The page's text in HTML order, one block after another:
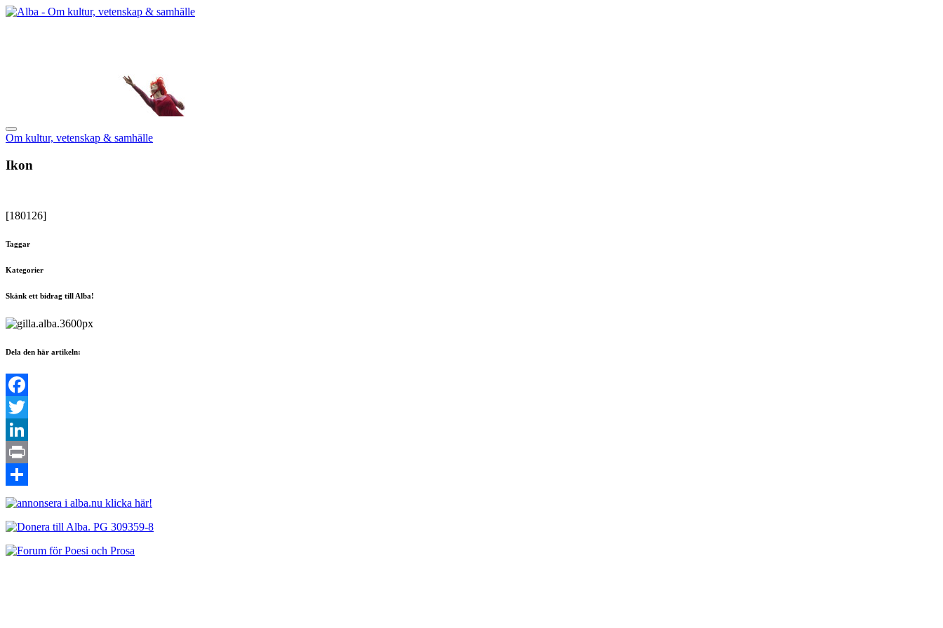
Om kultur, vetenskap & samhälle
Ikon
[180126]
Taggar
Kategorier
Skänk ett bidrag till Alba!
Dela den här artikeln:
Facebook
Twitter
LinkedIn
Print
Dela